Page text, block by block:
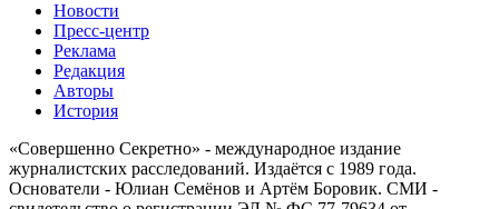
Новости
Пресс-центр
Реклама
Редакция
Авторы
История
«Совершенно Секретно» - международное издание
журналистских расследований. Издаётся с 1989 года.
Основатели - Юлиан Семёнов и Артём Боровик. CМИ -